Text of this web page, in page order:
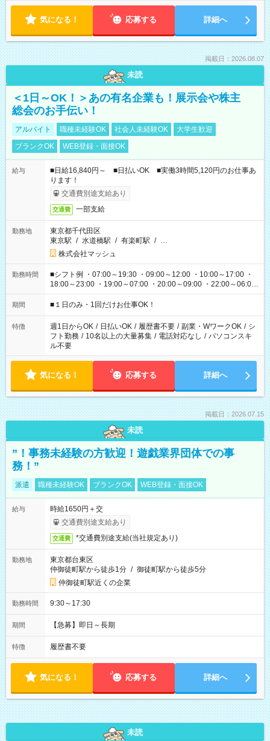
気になる！ 応募する 詳細へ
掲載日：2026.08.07
未読
＜1日～OK！＞あの有名企業も！展示会や株主
総会のお手伝い！
アルバイト 職種未経験OK 社会人未経験OK
大学生歓迎
ブランクOK
WEB登録・面接OK
給与
■日給16,840円～ ■日払いOK ■実働3時間5,120円のお仕事あ
ります！
交通費別途支給あり
交通費 一部支給
勤務地
東京都千代田区
東京駅 / 水道橋駅 / 有楽町駅 / …
株式会社マッシュ
勤務時間
■シフト例 ・07:00～19:30 ・09:00～12:00 ・10:00～17:00 ・
18:00～23:00 ・19:00～07:00 ・20:00～09:00 ・22:00～06:00
etc ★最短で3時間で5,120円のお仕事から 15時間で2万円近く稼
げるお仕事も！ ご希望のお時間に合わせてご紹介！ ※シフトは
ください！
期間 ■１日のみ・1回だけお仕事OK！
特徴 週1日からOK / 日払いOK / 履歴書不要 / 副業・WワークOK / シ
フト勤務 / 10名以上の大量募集 / 電話対応なし / パソコンスキ
ル不要
気になる！ 応募する 詳細へ
掲載日：2026.07.15
未読
”！事務未経験の方歓迎！遊戯業界団体での事
務！”
派遣 職種未経験OK ブランクOK WEB登録・面接OK
給与
時給1650円＋交
交通費別途支給あり
交通費 *交通費別途支給(当社規定あり)
勤務地
東京都台東区
仲御徒町駅から徒歩1分 / 御徒町駅から徒歩5分
仲御徒町駅近くの企業
勤務時間 9:30～17:30
期間 【急募】即日～長期
特徴 履歴書不要
気になる！ 応募する 詳細へ
未読